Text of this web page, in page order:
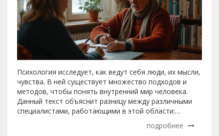
Психология исследует, как ведут себя люди, их мысли,
чувства. В ней существует множество подходов и
методов, чтобы понять внутренний мир человека.
Данный текст объяснит разницу между различными
специалистами, работающими в этой области:
психологами, психотерапевтами и психиатрами.
Рассмотрены будут не только академические основы,
подробнее